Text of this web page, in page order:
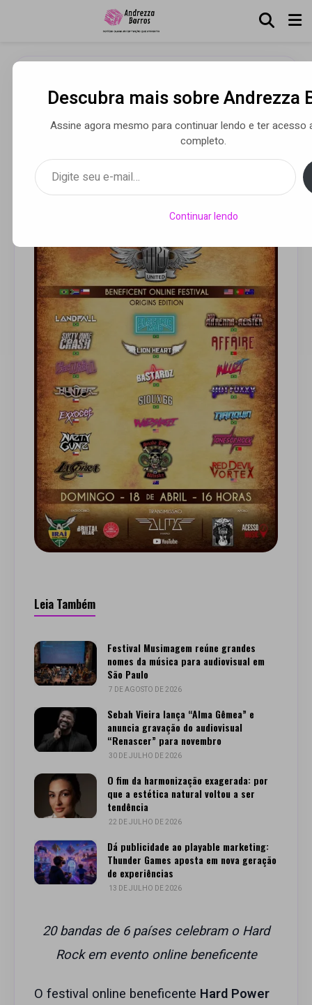
Hard Power United reúne
bandas internacionais em
prol da causa indígena
Leia Também
Festival Musimagem reúne grandes
nomes da música para audiovisual em
São Paulo
7 DE AGOSTO DE 2026
Sebah Vieira lança “Alma Gêmea” e
anuncia gravação do audiovisual
“Renascer” para novembro
30 DE JULHO DE 2026
O fim da harmonização exagerada: por
que a estética natural voltou a ser
tendência
22 DE JULHO DE 2026
Dá publicidade ao playable marketing:
Thunder Games aposta em nova geração
de experiências
13 DE JULHO DE 2026
20 bandas de 6 países celebram o Hard
Rock em evento online beneficente
O festival online beneficente Hard Power
Descubra mais sobre Andrezza
Assine agora mesmo para continuar lendo e ter acesso
completo.
Digite seu e-mail…
Continuar lendo